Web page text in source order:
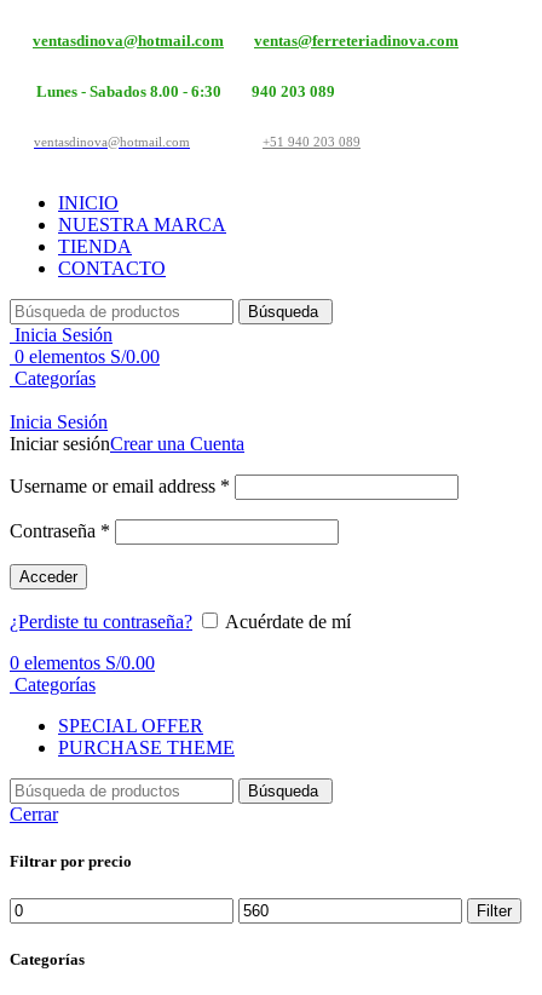
ventasdinova@hotmail.com ventas@ferreteriadinova.com
Lunes - Sabados 8.00 - 6:30 940 203 089
ventasdinova@hotmail.com +51 940 203 089
INICIO
NUESTRA MARCA
TIENDA
CONTACTO
Búsqueda
Inicia Sesión
0 elementos S/0.00
Categorías
Inicia Sesión
Iniciar sesiónCrear una Cuenta
Username or email address *
Contraseña *
Acceder
¿Perdiste tu contraseña?
Acuérdate de mí
0 elementos S/0.00
Categorías
SPECIAL OFFER
PURCHASE THEME
Búsqueda
Cerrar
Filtrar por precio
Min
price
Max
price
Filter
Categorías